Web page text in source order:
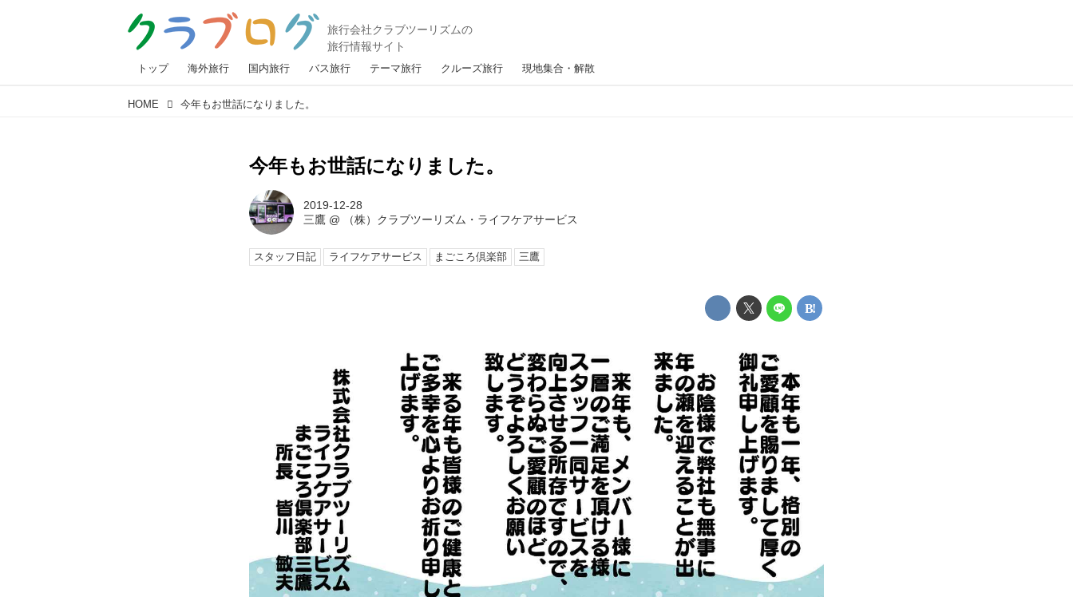
トップ 海外旅行 国内旅行 バス旅行 テーマ旅行 クルーズ旅行 現地集合・解散
HOME 今年もお世話になりました。
今年もお世話になりました。
2019-12-28
三鷹 @ （株）クラブツーリズム・ライフケアサービス
スタッフ日記 ライフケアサービス まごころ倶楽部 三鷹